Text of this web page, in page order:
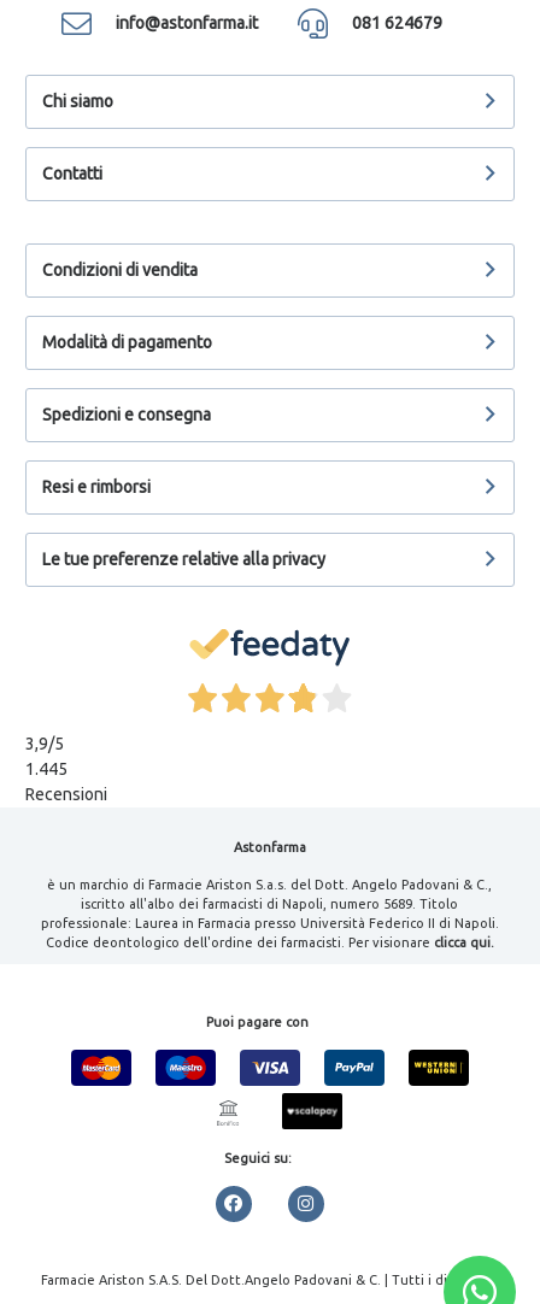
info@astonfarma.it 081 624679
Chi siamo
Contatti
Condizioni di vendita
Modalità di pagamento
Spedizioni e consegna
Resi e rimborsi
Le tue preferenze relative alla privacy
3,9/5
1.445
Recensioni
Astonfarma
è un marchio di Farmacie Ariston S.a.s. del Dott. Angelo Padovani & C.,
iscritto all'albo dei farmacisti di Napoli, numero 5689. Titolo
professionale: Laurea in Farmacia presso Università Federico II di Napoli.
Codice deontologico dell'ordine dei farmacisti. Per visionare clicca qui.
Puoi pagare con
Seguici su:
Farmacie Ariston S.A.S. Del Dott.Angelo Padovani & C. | Tutti i diritti